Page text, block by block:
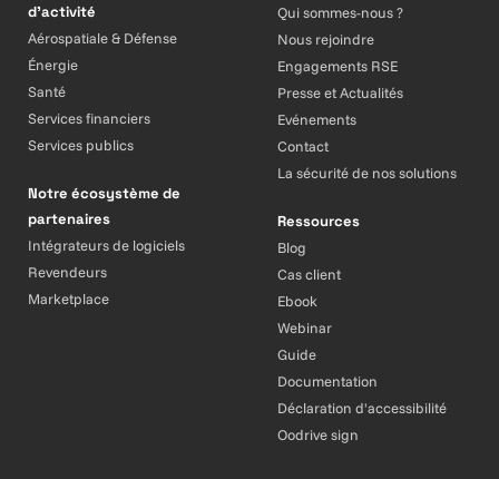
d’activité
Aérospatiale & Défense
Énergie
Santé
Services financiers
Services publics
Notre écosystème de
partenaires
Intégrateurs de logiciels
Revendeurs
Marketplace
Qui sommes-nous ?
Nous rejoindre
Engagements RSE
Presse et Actualités
Evénements
Contact
La sécurité de nos solutions
Ressources
Blog
Cas client
Ebook
Webinar
Guide
Documentation
Déclaration d'accessibilité
Oodrive sign